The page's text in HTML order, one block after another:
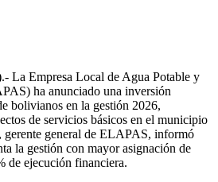
La Empresa Local de Agua Potable y
ha anunciado una inversión
bolivianos en la gestión 2026,
de servicios básicos en el municipio
general de ELAPAS, informó
la gestión con mayor asignación de
de ejecución financiera.